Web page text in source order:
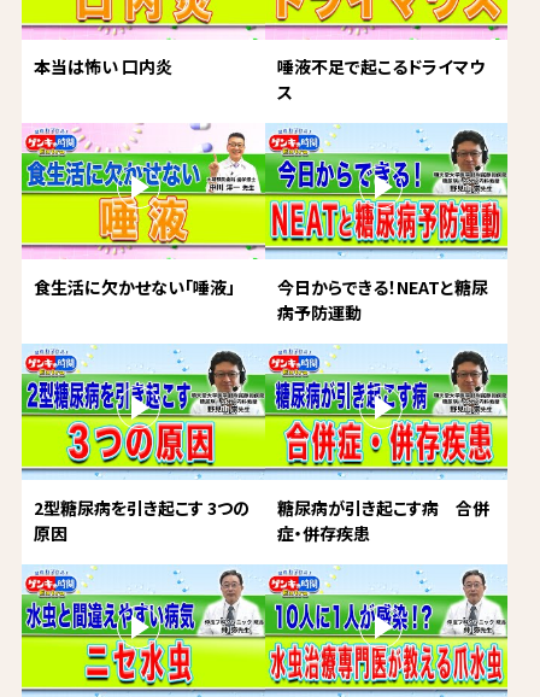
本当は怖い 口内炎
唾液不足で起こるドライマウ
ス
食生活に欠かせない「唾液」
今日からできる！NEATと糖尿
病予防運動
2型糖尿病を引き起こす 3つの
原因
糖尿病が引き起こす病 合併
症・併存疾患